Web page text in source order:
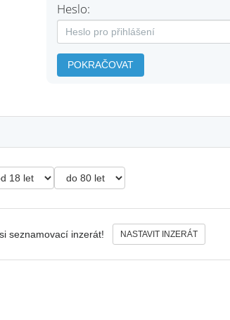
Heslo:
POKRAČOVAT
seznamovací inzerát! NASTAVIT INZERÁT